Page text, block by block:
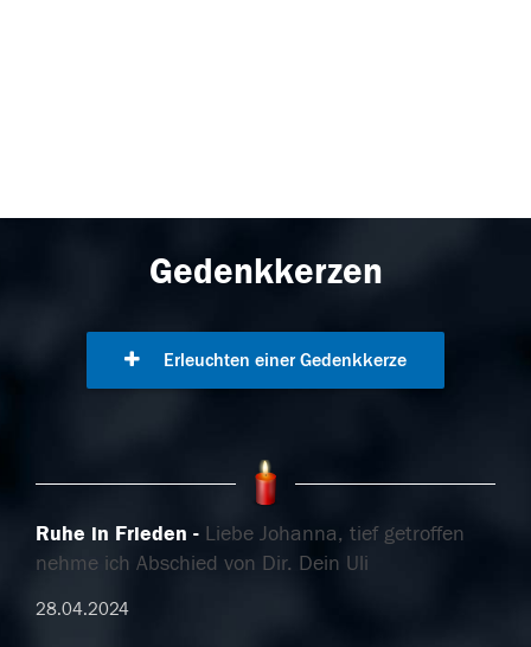
Gedenkkerzen
Erleuchten einer Gedenkkerze
Ruhe in Frieden
Liebe Johanna, tief getroffen
nehme ich Abschied von Dir. Dein Uli
28.04.2024